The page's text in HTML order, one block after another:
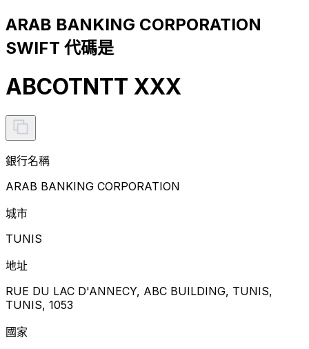
ARAB BANKING CORPORATION
SWIFT 代碼是
ABCOTNTT XXX
銀行名稱
ARAB BANKING CORPORATION
城市
TUNIS
地址
RUE DU LAC D'ANNECY, ABC BUILDING, TUNIS,
TUNIS, 1053
國家